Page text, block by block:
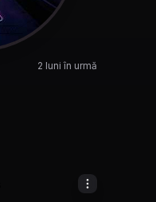
2 luni în urmă